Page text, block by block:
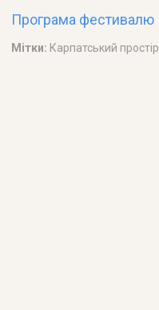
Програма фестивалю
Мітки: Карпатський простір